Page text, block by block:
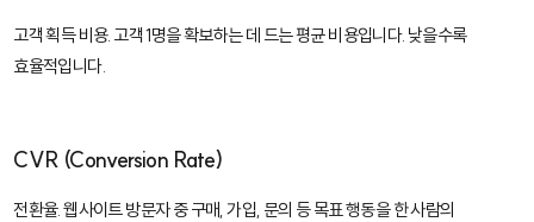
고객 획득 비용. 고객 1명을 확보하는 데 드는 평균 비용입니다. 낮을수록
효율적입니다.
CVR (Conversion Rate)
전환율. 웹사이트 방문자 중 구매, 가입, 문의 등 목표 행동을 한 사람의